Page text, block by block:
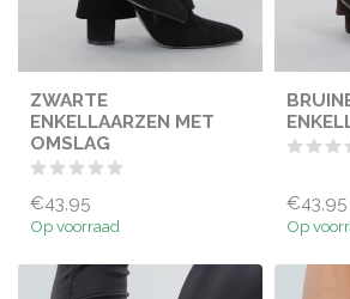
ZWARTE
ENKELLAARZEN MET
OMSLAG
€43,95
Op voorraad
€43,95
Op